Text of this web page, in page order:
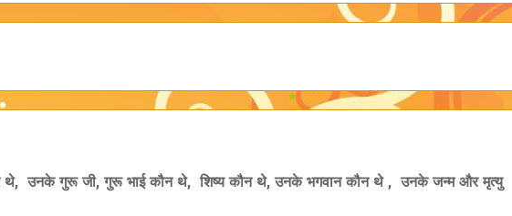
थे, उनके गुरू जी, गुरू भाई कौन थे, शिष्य कौन थे, उनके भगवान कौन थे , उनके जन्म और मृत्यु